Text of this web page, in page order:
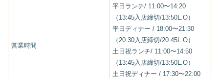
営業時間
平日ランチ/ 11:00〜14:20
（13:45入店締切/13:50L.O）
平日ディナー / 18:00〜21:30
（20:30入店締切/20:45L.O）
土日祝ランチ/ 11:00〜14:50
（13:45入店締切/13:50L.O）
土日祝ディナー / 17:30〜22:00